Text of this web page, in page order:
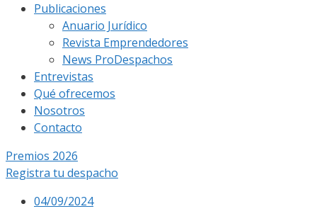
Publicaciones
Anuario Jurídico
Revista Emprendedores
News ProDespachos
Entrevistas
Qué ofrecemos
Nosotros
Contacto
Premios 2026
Registra tu despacho
04/09/2024